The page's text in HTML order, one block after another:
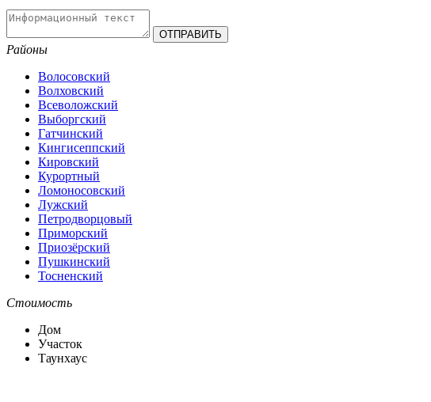
Районы
Волосовский
Волховский
Всеволожский
Выборгский
Гатчинский
Кингисеппский
Кировский
Курортный
Ломоносовский
Лужский
Петродворцовый
Приморский
Приозёрский
Пушкинский
Тосненский
Стоимость
Дом
Участок
Таунхаус